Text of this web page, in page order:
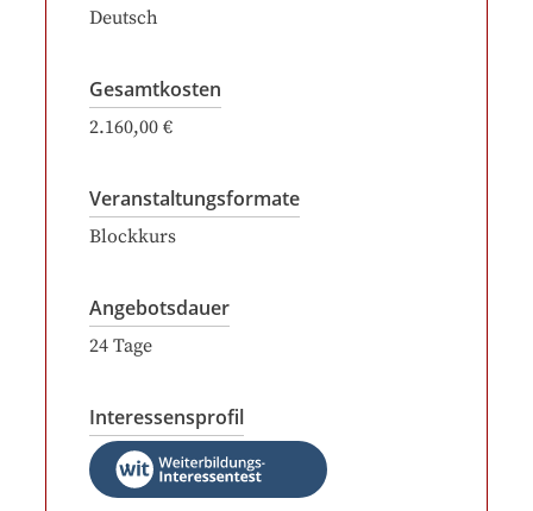
Deutsch
Gesamtkosten
2.160,00 €
Veranstaltungsformate
Blockkurs
Angebotsdauer
24 Tage
Interessensprofil